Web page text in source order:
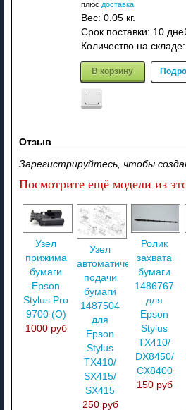
плюс доставка
Вес: 0.05 кг.
Срок поставки: 10
Количество на складе:
В корзину
Отзыв
Зарегистрируйтесь, чтобы
Посмотрите ещё модели из
Узел
прижима
бумаги
Epson
Stylus Pro
9700 (O)
1000 руб
Узел
автоматической
подачи
бумаги
1487504
для
Epson
Stylus
TX410/
SX415/
SX415
250 руб
Ролик
захвата
бумаги
1486767
для
Epson
Stylus
TX410/
DX8450/
CX8400
150 руб